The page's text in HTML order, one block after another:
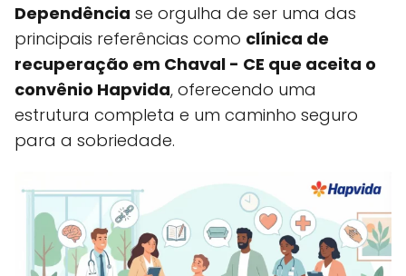
Dependência se orgulha de ser uma das
principais referências como clínica de
recuperação em Chaval - CE que aceita o
convênio Hapvida, oferecendo uma
estrutura completa e um caminho seguro
para a sobriedade.